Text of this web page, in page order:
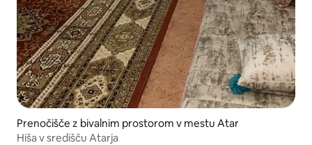
Prenočišče z bivalnim prostorom v mestu Atar
Hiša v središču Atarja